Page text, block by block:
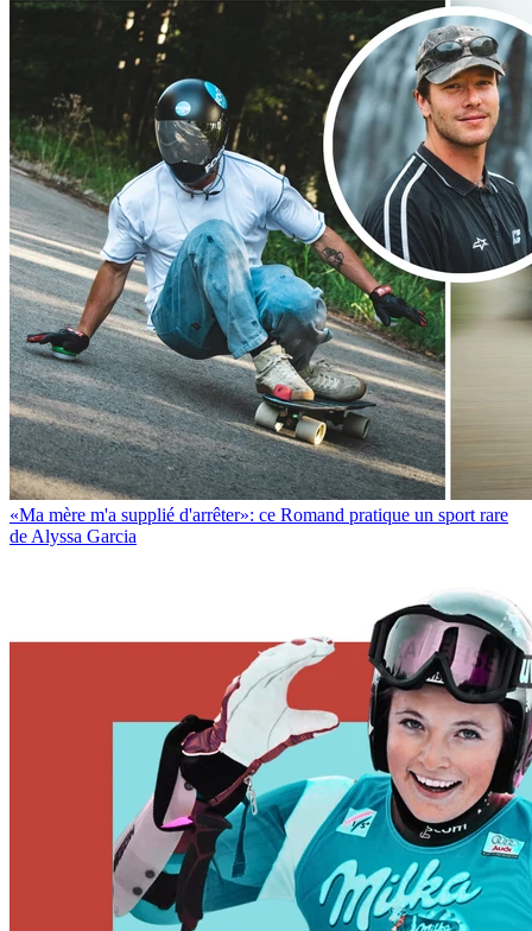
«Ma mère m'a supplié d'arrêter»: ce Romand pratique un sport rare
de Alyssa Garcia